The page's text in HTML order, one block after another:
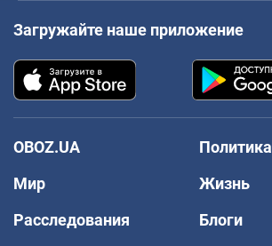
Загружайте наше приложение
OBOZ.UA
Политика
Мир
Жизнь
Расследования
Блоги